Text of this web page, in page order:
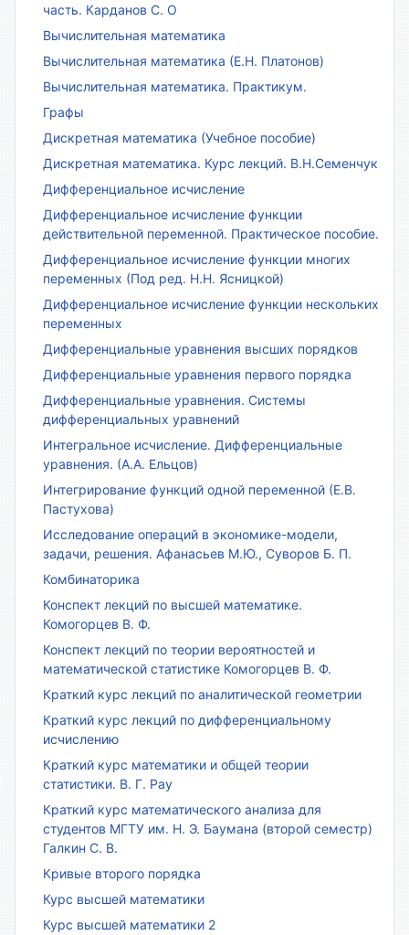
часть. Карданов С. О
Вычислительная математика
Вычислительная математика (Е.Н. Платонов)
Вычислительная математика. Практикум.
Графы
Дискретная математика (Учебное пособие)
Дискретная математика. Курс лекций. В.Н.Семенчук
Дифференциальное исчисление
Дифференциальное исчисление функции
действительной переменной. Практическое пособие.
Дифференциальное исчисление функции многих
переменных (Под ред. Н.Н. Ясницкой)
Дифференциальное исчисление функции нескольких
переменных
Дифференциальные уравнения высших порядков
Дифференциальные уравнения первого порядка
Дифференциальные уравнения. Системы
дифференциальных уравнений
Интегральное исчисление. Дифференциальные
уравнения. (А.А. Ельцов)
Интегрирование функций одной переменной (Е.В.
Пастухова)
Исследование операций в экономике-модели,
задачи, решения. Афанасьев М.Ю., Суворов Б. П.
Комбинаторика
Конспект лекций по высшей математике.
Комогорцев В. Ф.
Конспект лекций по теории вероятностей и
математической статистике Комогорцев В. Ф.
Краткий курс лекций по аналитической геометрии
Краткий курс лекций по дифференциальному
исчислению
Краткий курс математики и общей теории
статистики. В. Г. Рау
Краткий курс математического анализа для
студентов МГТУ им. Н. Э. Баумана (второй семестр)
Галкин С. В.
Кривые второго порядка
Курс высшей математики
Курс высшей математики 2